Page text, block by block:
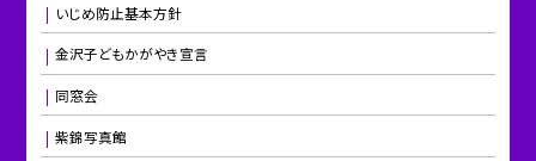
いじめ防止基本方針
金沢子どもかがやき宣言
同窓会
紫錦写真館